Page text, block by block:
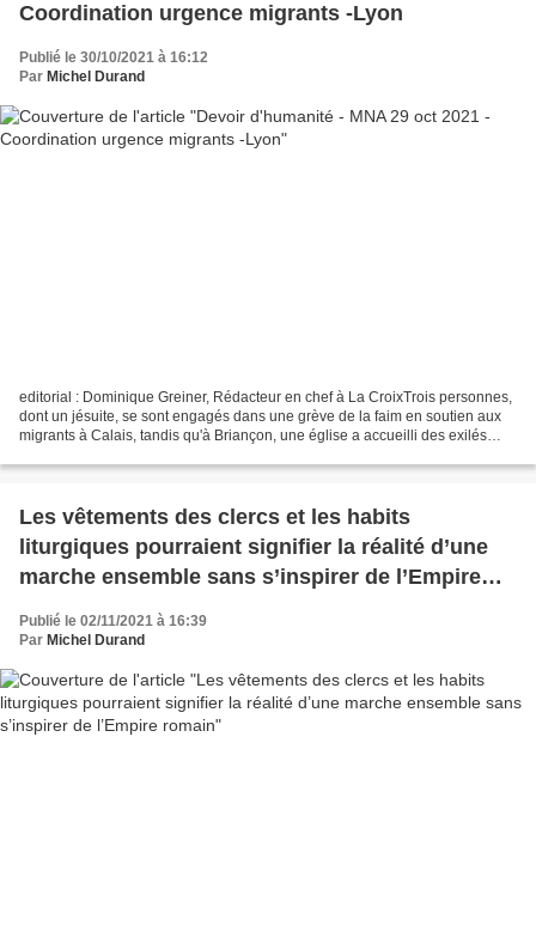
Coordination urgence migrants -Lyon
Publié le 30/10/2021 à 16:12
Par Michel Durand
editorial : Dominique Greiner, Rédacteur en chef à La CroixTrois personnes,
dont un jésuite, se sont engagés dans une grève de la faim en soutien aux
migrants à Calais, tandis qu'à Briançon, une église a accueilli des exilés
Les vêtements des clercs et les habits
liturgiques pourraient signifier la réalité d’une
marche ensemble sans s’inspirer de l’Empire
Publié le 02/11/2021 à 16:39
Par Michel Durand